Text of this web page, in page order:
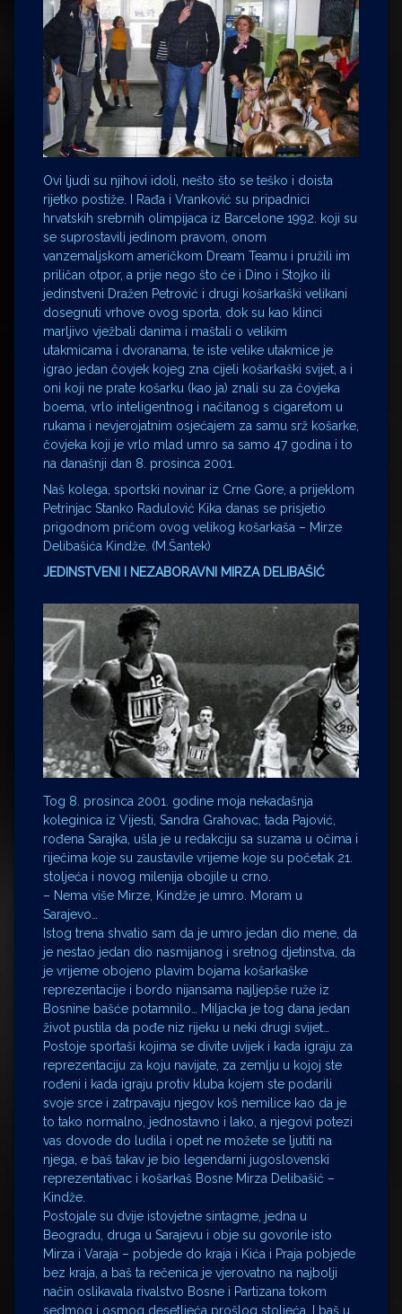
Ovi ljudi su njihovi idoli, nešto što se teško i doista
rijetko postiže. I Rađa i Vranković su pripadnici
hrvatskih srebrnih olimpijaca iz Barcelone 1992. koji su
se suprostavili jedinom pravom, onom
vanzemaljskom američkom Dream Teamu i pružili im
priličan otpor, a prije nego što će i Dino i Stojko ili
jedinstveni Dražen Petrović i drugi košarkaški velikani
dosegnuti vrhove ovog sporta, dok su kao klinci
marljivo vježbali danima i maštali o velikim
utakmicama i dvoranama, te iste velike utakmice je
igrao jedan čovjek kojeg zna cijeli košarkaški svijet, a i
oni koji ne prate košarku (kao ja) znali su za čovjeka
boema, vrlo inteligentnog i načitanog s cigaretom u
rukama i nevjerojatnim osjećajem za samu srž košarke,
čovjeka koji je vrlo mlad umro sa samo 47 godina i to
na današnji dan 8. prosinca 2001.
Naš kolega, sportski novinar iz Crne Gore, a prijeklom
Petrinjac Stanko Radulović Kika danas se prisjetio
prigodnom pričom ovog velikog košarkaša – Mirze
Delibašića Kindže. (M.Šantek)
JEDINSTVENI I NEZABORAVNI MIRZA DELIBAŠIĆ
Tog 8. prosinca 2001. godine moja nekadašnja
koleginica iz Vijesti, Sandra Grahovac, tada Pajović,
rođena Sarajka, ušla je u redakciju sa suzama u očima i
riječima koje su zaustavile vrijeme koje su početak 21.
stoljeća i novog milenija obojile u crno.
– Nema više Mirze, Kindže je umro. Moram u
Sarajevo…
Istog trena shvatio sam da je umro jedan dio mene, da
je nestao jedan dio nasmijanog i sretnog djetinstva, da
je vrijeme obojeno plavim bojama košarkaške
reprezentacije i bordo nijansama najljepše ruže iz
Bosnine bašće potamnilo… Miljacka je tog dana jedan
život pustila da pođe niz rijeku u neki drugi svijet…
Postoje sportaši kojima se divite uvijek i kada igraju za
reprezentaciju za koju navijate, za zemlju u kojoj ste
rođeni i kada igraju protiv kluba kojem ste podarili
svoje srce i zatrpavaju njegov koš nemilice kao da je
to tako normalno, jednostavno i lako, a njegovi potezi
vas dovode do ludila i opet ne možete se ljutiti na
njega, e baš takav je bio legendarni jugoslovenski
reprezentativac i košarkaš Bosne Mirza Delibašić –
Kindže.
Postojale su dvije istovjetne sintagme, jedna u
Beogradu, druga u Sarajevu i obje su govorile isto
Mirza i Varaja – pobjede do kraja i Kića i Praja pobjede
bez kraja, a baš ta rečenica je vjerovatno na najbolji
način oslikavala rivalstvo Bosne i Partizana tokom
sedmog i osmog desetljeća prošlog stoljeća. I baš u